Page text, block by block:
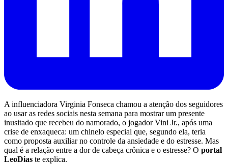
A influenciadora Virginia Fonseca chamou a atenção dos seguidores
ao usar as redes sociais nesta semana para mostrar um presente
inusitado que recebeu do namorado, o jogador Vini Jr., após uma
crise de enxaqueca: um chinelo especial que, segundo ela, teria
como proposta auxiliar no controle da ansiedade e do estresse. Mas
qual é a relação entre a dor de cabeça crônica e o estresse? O portal
LeoDias te explica.